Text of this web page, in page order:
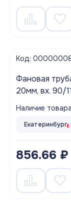
Код:
Фановая
20мм, вх. 90/
Наличие
Екатеринбург
856.66 ₽